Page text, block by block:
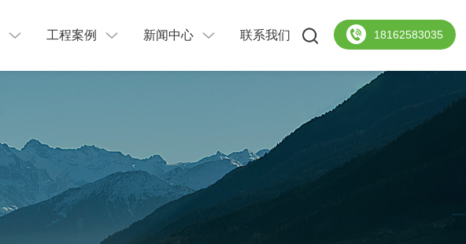
18162583035
工程案例 新闻中心 联系我们